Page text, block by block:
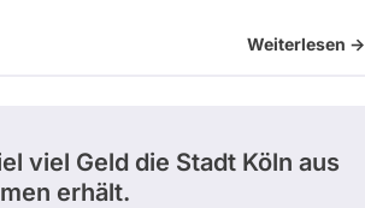
Weiterlesen ->
viel Geld die Stadt Köln aus
erhält.